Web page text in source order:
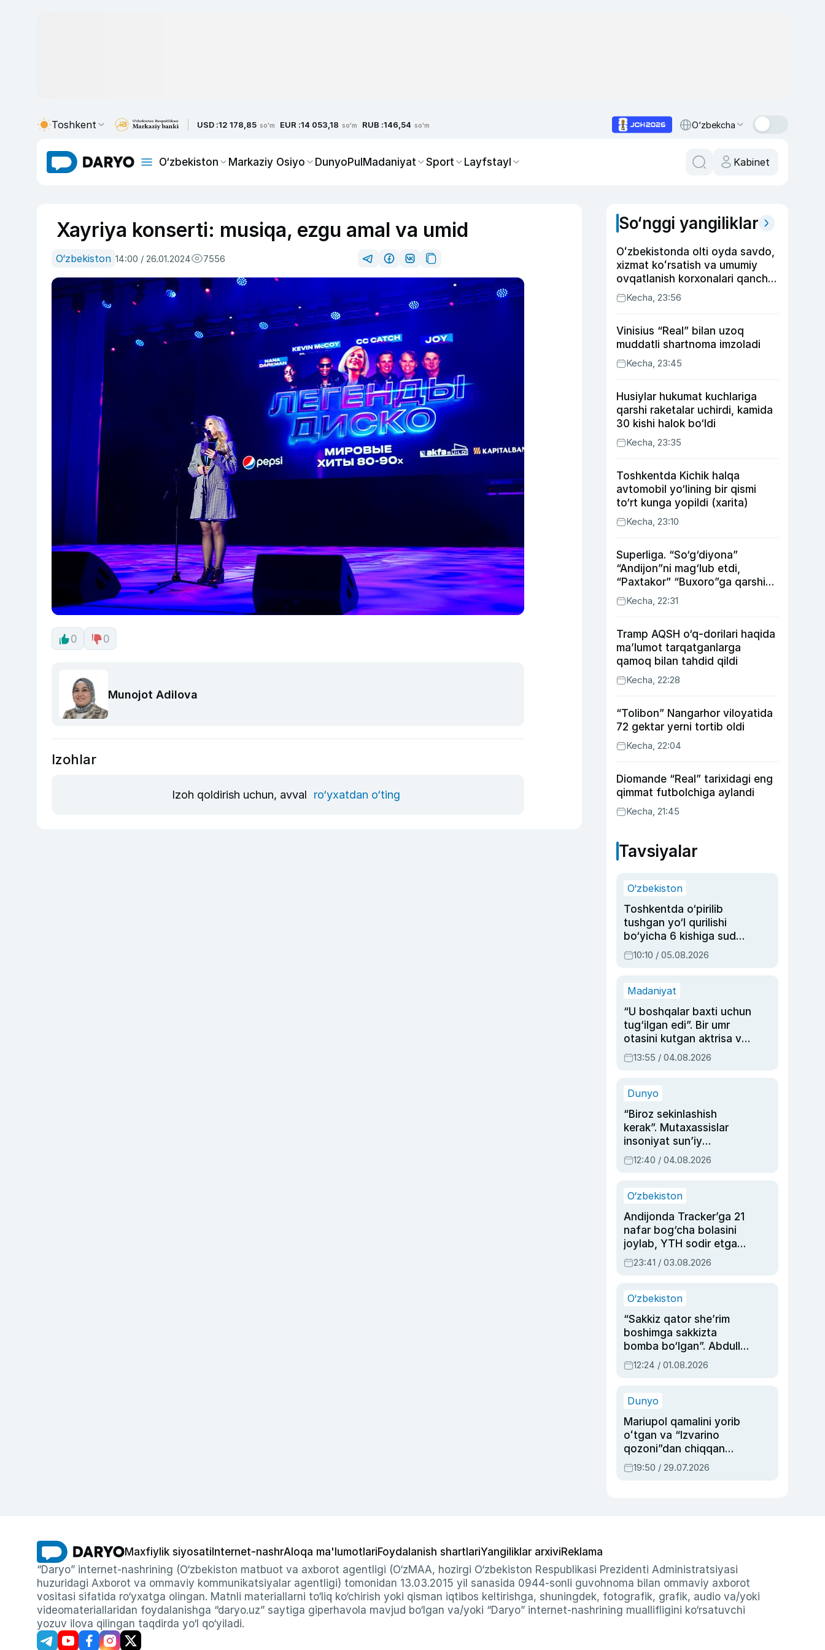
Toshkent USD :12 178,85 so'm EUR :14 053,18 so'm RUB :146,54 so'm O‘zbekcha
O‘zbekiston Markaziy Osiyo DunyoPulMadaniyat Sport Layfstayl Kabinet
Xayriya konserti: musiqa, ezgu amal va umid
O‘zbekiston 14:00 / 26.01.2024 7556
0 0
Munojot Adilova
Izohlar
Izoh qoldirish uchun, avval ro‘yxatdan o‘ting
So‘nggi yangiliklar
Oʻzbekistonda olti oyda savdo,
xizmat koʻrsatish va umumiy
ovqatlanish korxonalari qancha
soliq toʻlagani ochiqlandi
Kecha, 23:56
Vinisius “Real” bilan uzoq
muddatli shartnoma imzoladi
Kecha, 23:45
Husiylar hukumat kuchlariga
qarshi raketalar uchirdi, kamida
30 kishi halok bo‘ldi
Kecha, 23:35
Toshkentda Kichik halqa
avtomobil yo‘lining bir qismi
to‘rt kunga yopildi (xarita)
Kecha, 23:10
Superliga. “So‘g‘diyona”
“Andijon”ni mag‘lub etdi,
“Paxtakor” “Buxoro”ga qarshi
bahsda g‘alabani qo‘ldan
chiqardi
Kecha, 22:31
Tramp AQSH o‘q-dorilari haqida
ma’lumot tarqatganlarga
qamoq bilan tahdid qildi
Kecha, 22:28
“Tolibon” Nangarhor viloyatida
72 gektar yerni tortib oldi
Kecha, 22:04
Diomande “Real” tarixidagi eng
qimmat futbolchiga aylandi
Kecha, 21:45
Tavsiyalar
O‘zbekiston
Toshkentda o‘pirilib
tushgan yo‘l qurilishi
bo‘yicha 6 kishiga sud
hukmi o‘qildi
10:10 / 05.08.2026
Madaniyat
“U boshqalar baxti uchun
tug‘ilgan edi”. Bir umr
otasini kutgan aktrisa va
dublyaj ustasi Rimma
Ahmedovaning
13:55 / 04.08.2026
Dunyo
“Biroz sekinlashish
kerak”. Mutaxassislar
insoniyat sun’iy
intellektni boshqara
olmay qolishidan xavotir
12:40 / 04.08.2026
O‘zbekiston
Andijonda Tracker’ga 21
nafar bog‘cha bolasini
joylab, YTH sodir etgan
ayolga sud hukmi o‘qildi
23:41 / 03.08.2026
O‘zbekiston
“Sakkiz qator she’rim
boshimga sakkizta
bomba bo‘lgan”. Abdulla
Oripovni siyosiy
ayblovlardan asrab
12:24 / 01.08.2026
Dunyo
Mariupol qamalini yorib
oʻtgan va “Izvarino
qozoni”dan chiqqan
qahramon — Ukraina
armiyasi bosh
19:50 / 29.07.2026
Maxfiylik siyosati Internet-nashrAloqa ma'lumotlariFoydalanish shartlariYangiliklar arxiviReklama
“Daryo” internet-nashrining (O‘zbekiston matbuot va axborot agentligi (O‘zMAA, hozirgi O‘zbekiston Respublikasi Prezidenti Administratsiyasi
huzuridagi Axborot va ommaviy kommunikatsiyalar agentligi) tomonidan 13.03.2015 yil sanasida 0944-sonli guvohnoma bilan ommaviy axborot
vositasi sifatida ro‘yxatga olingan. Matnli materiallarni to‘liq ko‘chirish yoki qisman iqtibos keltirishga, shuningdek, fotografik, grafik, audio va/yoki
videomateriallaridan foydalanishga “daryo.uz” saytiga giperhavola mavjud bo‘lgan va/yoki “Daryo” internet-nashrining muallifligini ko‘rsatuvchi
yozuv ilova qilingan taqdirda yo‘l qo‘yiladi.